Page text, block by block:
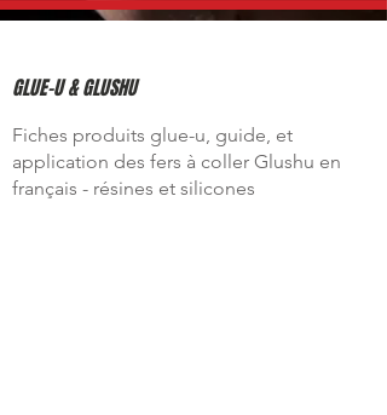
GLUE-U & GLUSHU
Fiches produits glue-u, guide, et
application des fers à coller Glushu en
français - résines et silicones